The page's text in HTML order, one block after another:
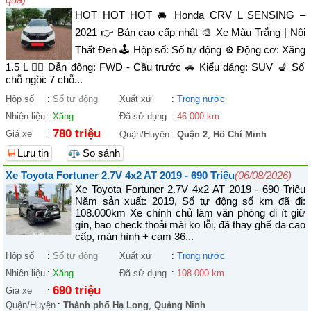
HOT HOT HOT 🚘 Honda CRV L SENSING –
2021 👉 Bản cao cấp nhất 🎨 Xe Màu Trắng | Nội
Thất Đen 🕹️ Hộp số: Số tự động ⚙️ Động cơ: Xăng
1.5 L 🚴‍♀️ Dẫn động: FWD - Cầu trước 🚗 Kiểu dáng: SUV 💺 Số
chỗ ngồi: 7 chỗ...
Hộp số : Số tự động Xuất xứ : Trong nước
Nhiên liệu : Xăng Đã sử dụng : 46.000 km
Giá xe
: 780 triệu Quận/Huyện : Quận 2, Hồ Chí Minh
Lưu tin
So sánh
Xe Toyota Fortuner 2.7V 4x2 AT 2019 - 690 Triệu(06/08/2026)
Xe Toyota Fortuner 2.7V 4x2 AT 2019 - 690 Triệu
Năm sản xuất: 2019, Số tự động số km đã đi:
108.000km Xe chính chủ làm văn phòng đi ít giữ
gìn, bao check thoải mái ko lỗi, đã thay ghế da cao
cấp, màn hình + cam 36...
Hộp số : Số tự động Xuất xứ : Trong nước
Nhiên liệu : Xăng Đã sử dụng : 108.000 km
Giá xe
: 690 triệu
Quận/Huyện : Thành phố Hạ Long, Quảng Ninh